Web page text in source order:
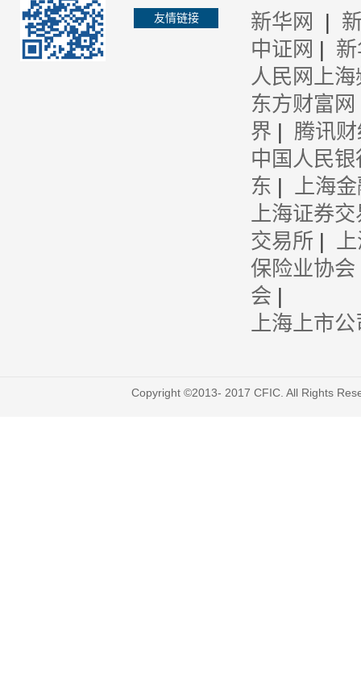
友情链接 新华网 |
中证网 |
人民网上
东方财富网
界 | 腾讯
中国人民银
东 | 上海
上海证券交
交易所 |
保险业协会
会 |
上海上市
Copyright ©2013- 2017 CFIC. All Rights